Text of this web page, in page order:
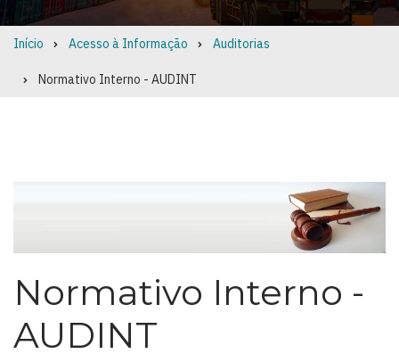
Breadcrumb
Início Acesso à Informação Auditorias
Normativo Interno - AUDINT
Normativo Interno -
AUDINT